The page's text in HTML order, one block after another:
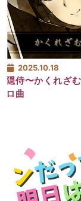
2025.10.18
隠侍〜かくれざ
ロ曲